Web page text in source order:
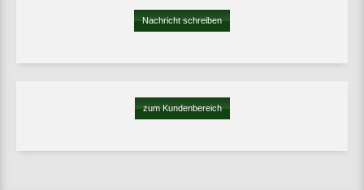
Nachricht schreiben
zum Kundenbereich